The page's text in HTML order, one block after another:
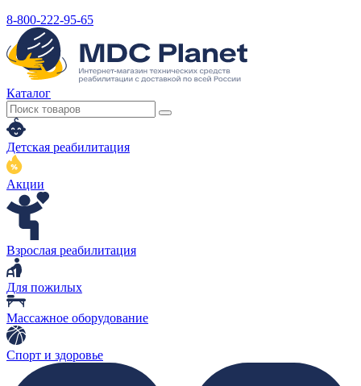
8-800-222-95-65
Каталог
Детская реабилитация
Акции
Взрослая реабилитация
Для пожилых
Массажное оборудование
Спорт и здоровье